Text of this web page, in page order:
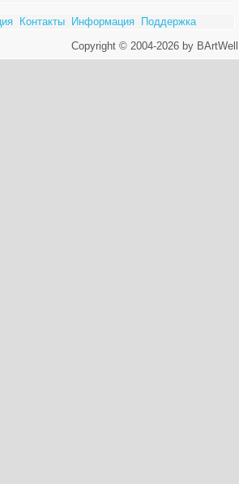
Контакты Информация
Поддержка
Copyright © 2004-2026 by BArtWell